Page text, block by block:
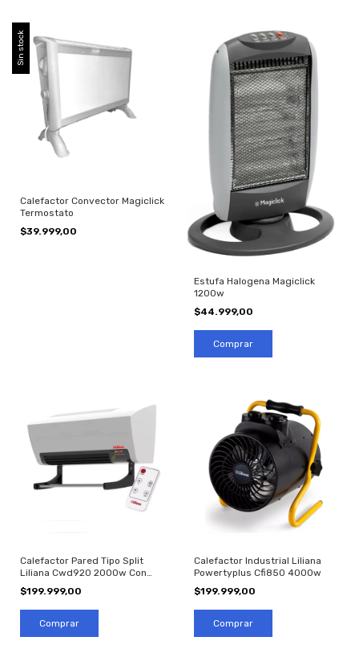
Sin stock
Calefactor Convector Magiclick
Termostato
$39.999,00
Estufa Halogena Magiclick
1200w
$44.999,00
Calefactor Pared Tipo Split
Liliana Cwd920 2000w Con
Tender
$199.999,00
Calefactor Industrial Liliana
Powertyplus Cfi850 4000w
$199.999,00